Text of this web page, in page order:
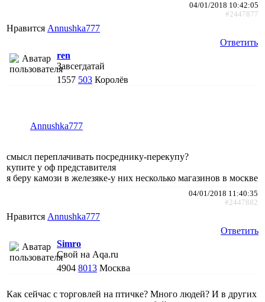
04/01/2018 10:42:05
#2447877
Нравится Annushka777
Ответить
ren
Завсегдатай
1557 503 Королёв
Annushka777
смысл переплачивать посреднику-перекупу?
купите у оф представителя
я беру камози в железяке-у них несколько магазинов в москве
04/01/2018 11:40:35
#2447882
Нравится Annushka777
Ответить
Simro
Свой на Aqa.ru
4904 8013 Москва
Как сейчас с торговлей на птичке? Много людей? И в других